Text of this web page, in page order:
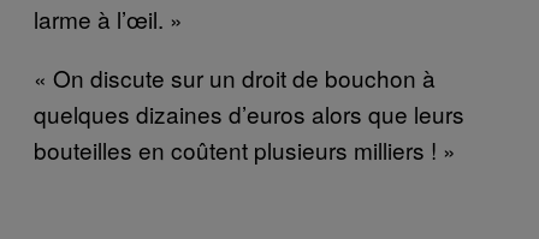
larme à l’œil. »
« On discute sur un droit de bouchon à
quelques dizaines d’euros alors que leurs
bouteilles en coûtent plusieurs milliers ! »